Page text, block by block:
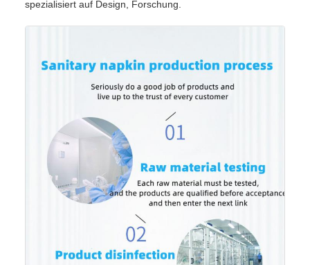
spezialisiert auf Design, Forschung.